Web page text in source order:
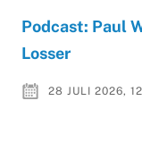
Podcast: Paul
Losser
28 JULI 2026,